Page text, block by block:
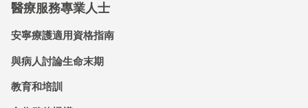
醫療服務專業人士
安寧療護適用資格指南
與病人討論生命末期
教育和培訓